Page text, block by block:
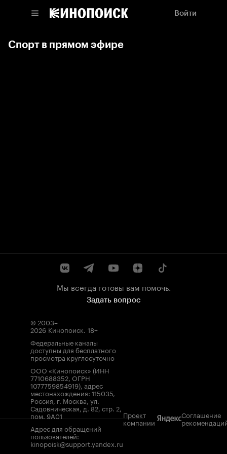
Войти
Спорт в прямом эфире
Мы всегда готовы вам помочь.
Задать вопрос
© 2003–
2026 Кинопоиск. 18+
Федеральные каналы
доступны для бесплатного
просмотра круглосуточно
ООО «Кинопоиск» (ИНН
7710688352, ОГРН
1077759854919), адрес
местонахождения: 115035,
Россия, г. Москва, ул.
Садовническая, д. 82, стр. 2,
пом. 9А01
Адрес для обращений
пользователей:
kinopoisk@support.yandex.ru
Проект
компании
Соглашение